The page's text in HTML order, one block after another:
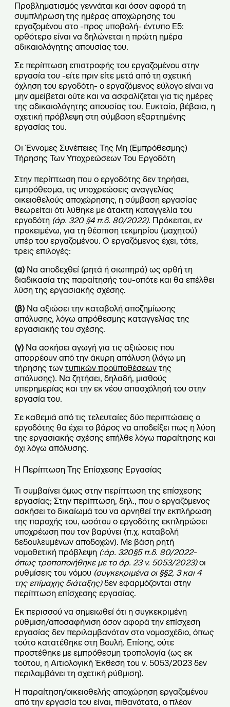
Προβληματισμός γεννάται και όσον αφορά τη
συμπλήρωση της ημέρας αποχώρησης του
εργαζομένου στο -προς υποβολή- έντυπο Ε5:
ορθότερο είναι να δηλώνεται η πρώτη ημέρα
αδικαιολόγητης απουσίας του.
Σε περίπτωση επιστροφής του εργαζομένου στην
εργασία του -είτε πριν είτε μετά από τη σχετική
όχληση του εργοδότη- ο εργαζόμενος εύλογο είναι να
μην αμείβεται ούτε και να ασφαλίζεται για τις ημέρες
της αδικαιολόγητης απουσίας του. Ευκταία, βέβαια, η
σχετική πρόβλεψη στη σύμβαση εξαρτημένης
εργασίας του.
Οι Έννομες Συνέπειες Της Μη (Εμπρόθεσμης)
Τήρησης Των Υποχρεώσεων Του Εργοδότη
Στην περίπτωση που ο εργοδότης δεν τηρήσει,
εμπρόθεσμα, τις υποχρεώσεις αναγγελίας
οικειοθελούς αποχώρησης, η σύμβαση εργασίας
θεωρείται ότι λύθηκε με άτακτη καταγγελία του
εργοδότη (άρ. 320 §4 π.δ. 80/2022). Πρόκειται, εν
προκειμένω, για τη θέσπιση τεκμηρίου (μαχητού)
υπέρ του εργαζομένου. Ο εργαζόμενος έχει, τότε,
τρεις επιλογές:
(α) Να αποδεχθεί (ρητά ή σιωπηρά) ως ορθή τη
διαδικασία της παραίτησής του-οπότε και θα επέλθει
λύση της εργασιακής σχέσης.
(β) Να αξιώσει την καταβολή αποζημίωσης
απόλυσης, λόγω απρόθεσμης καταγγελίας της
εργασιακής του σχέσης.
(γ) Να ασκήσει αγωγή για τις αξιώσεις που
απορρέουν από την άκυρη απόλυση (λόγω μη
τήρησης των τυπικών προϋποθέσεων της
απόλυσης). Να ζητήσει, δηλαδή, μισθούς
υπερημερίας και την εκ νέου απασχόλησή του στην
εργασία του.
Σε καθεμιά από τις τελευταίες δύο περιπτώσεις ο
εργοδότης θα έχει το βάρος να αποδείξει πως η λύση
της εργασιακής σχέσης επήλθε λόγω παραίτησης και
όχι λόγω απόλυσης.
Η Περίπτωση Της Επίσχεσης Εργασίας
Τι συμβαίνει όμως στην περίπτωση της επίσχεσης
εργασίας; Στην περίπτωση, δηλ., που ο εργαζόμενος
ασκήσει το δικαίωμά του να αρνηθεί την εκπλήρωση
της παροχής του, ωσότου ο εργοδότης εκπληρώσει
υποχρέωση που τον βαρύνει (π.χ. καταβολή
δεδουλευμένων αποδοχών). Με βάση ρητή
νομοθετική πρόβλεψη (:άρ. 320§5 π.δ. 80/2022-
όπως τροποποιήθηκε με το άρ. 23 ν. 5053/2023)οι
ρυθμίσεις του νόμου (συγκεκριμένα οι §§2, 3 και 4
της επίμαχης διάταξης)δεν εφαρμόζονται στην
περίπτωση επίσχεσης εργασίας.
Εκ περισσού να σημειωθεί ότι η συγκεκριμένη
ρύθμιση/αποσαφήνιση όσον αφορά την επίσχεση
εργασίας δεν περιλαμβανόταν στο νομοσχέδιο, όπως
τούτο κατατέθηκε στη Βουλή. Επίσης, ούτε
προστέθηκε με εμπρόθεσμη τροπολογία (ως εκ
τούτου, η Αιτιολογική Έκθεση του ν. 5053/2023 δεν
περιλαμβάνει τη σχετική ρύθμιση).
Η παραίτηση/οικειοθελής αποχώρηση εργαζομένου
από την εργασία του είναι, πιθανότατα, ο πλέον